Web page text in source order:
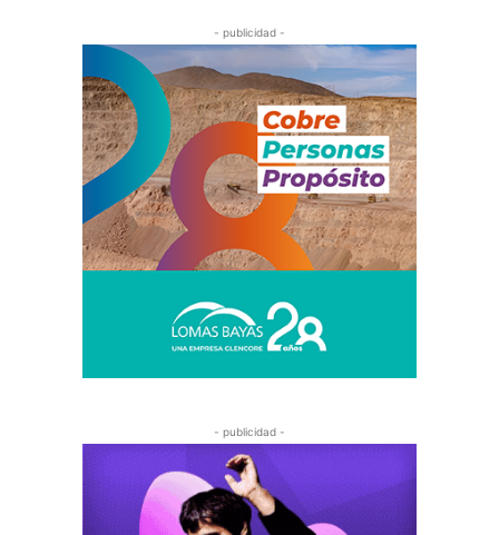
- publicidad -
- publicidad -